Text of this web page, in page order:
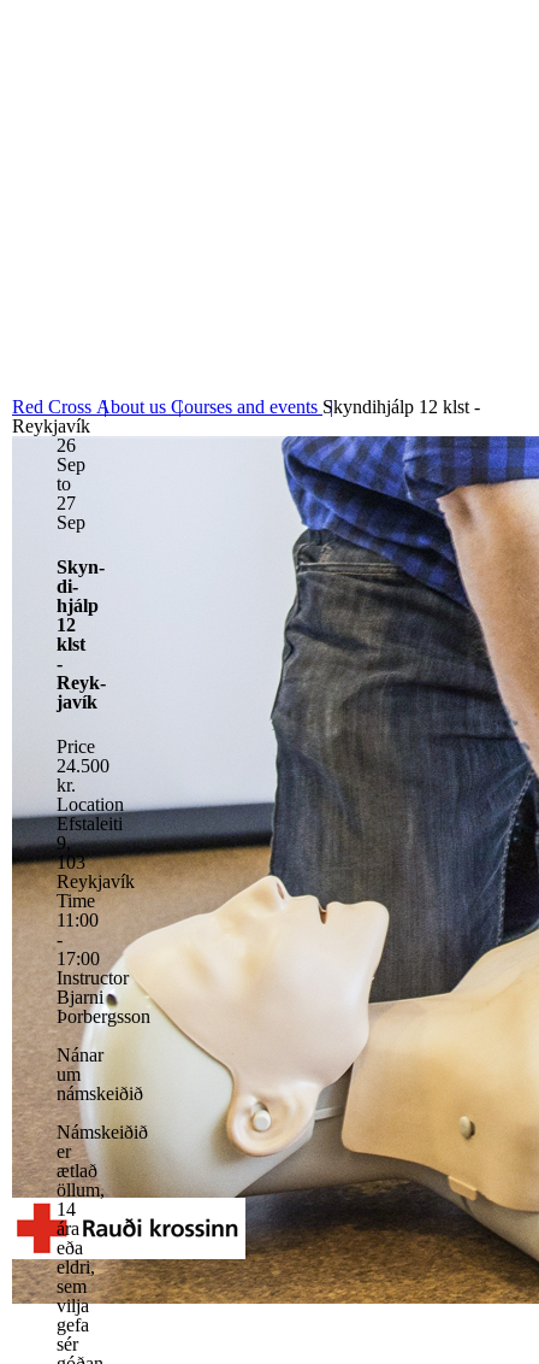
Red Cross About us Courses and events Skyndihjálp 12 klst -
Reykjavík
26
Sep
to
27
Sep
Skyn­
di­
hjálp
12
klst
-
Reyk­
javík
Price
24.500
kr.
Location
Efstaleiti
9,
103
Reykjavík
Time
11:00
-
17:00
Instructor
Bjarni
Þorbergsson
Nánar
um
námskeiðið
Námskeiðið
er
ætlað
öllum,
14
ára
eða
eldri,
sem
vilja
gefa
sér